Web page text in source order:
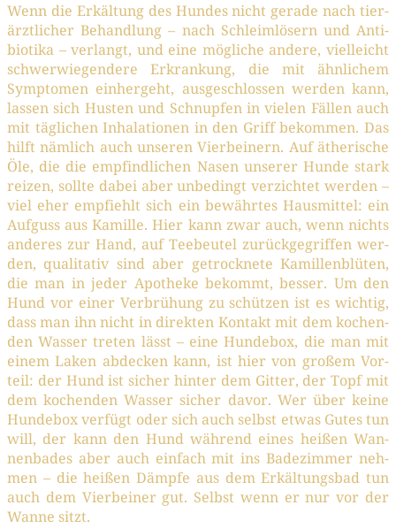
Wenn die Erkäl­tung des Hun­des nicht gera­de nach tier­
ärzt­li­cher Behand­lung – nach Schleim­lö­sern und Anti­
bio­ti­ka – ver­langt, und eine mög­li­che ande­re, viel­leicht
schwer­wie­gen­de­re Erkran­kung, die mit ähn­li­chem
Sym­pto­men ein­her­geht, aus­ge­schlos­sen wer­den kann,
las­sen sich Hus­ten und Schnup­fen in vie­len Fäl­len auch
mit täg­li­chen Inha­la­tio­nen in den Griff bekom­men. Das
hilft näm­lich auch unse­ren Vier­bei­nern. Auf äthe­ri­sche
Öle, die die emp­find­li­chen Nasen unse­rer Hun­de stark
rei­zen, soll­te dabei aber unbe­dingt ver­zich­tet wer­den –
viel eher emp­fiehlt sich ein bewähr­tes Haus­mit­tel: ein
Auf­guss aus Kamil­le. Hier kann zwar auch, wenn nichts
ande­res zur Hand, auf Tee­beu­tel zurück­ge­grif­fen wer­
den, qua­li­ta­tiv sind aber getrock­ne­te Kamil­len­blü­ten,
die man in jeder Apo­the­ke bekommt, bes­ser. Um den
Hund vor einer Ver­brü­hung zu schüt­zen ist es wich­tig,
dass man ihn nicht in direk­ten Kon­takt mit dem kochen­
den Was­ser tre­ten lässt – eine Hun­de­box, die man mit
einem Laken abde­cken kann, ist hier von gro­ßem Vor­
teil: der Hund ist sicher hin­ter dem Git­ter, der Topf mit
dem kochen­den Was­ser sicher davor. Wer über kei­ne
Hun­de­box ver­fügt oder sich auch selbst etwas Gutes tun
will, der kann den Hund wäh­rend eines hei­ßen Wan­
nen­ba­des aber auch ein­fach mit ins Bade­zim­mer neh­
men – die hei­ßen Dämp­fe aus dem Erkäl­tungs­bad tun
auch dem Vier­bei­ner gut. Selbst wenn er nur vor der
Wan­ne sitzt.